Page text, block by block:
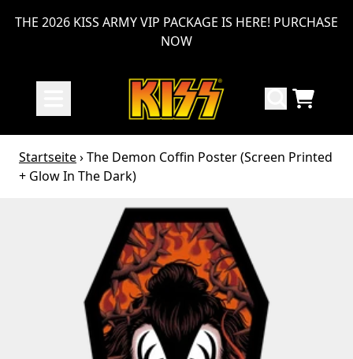
THE 2026 KISS ARMY VIP PACKAGE IS HERE! PURCHASE
NOW
Startseite›The Demon Coffin Poster (Screen Printed
+ Glow In The Dark)
Zu den Produktinformationen